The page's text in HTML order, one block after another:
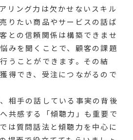
リング力は欠かせないスキル
りたい商品やサービスの話ば
との信頼関係は構築できませ
みを聞くことで、顧客の課題
うことができます。その結
得でき、受注につながるので
相手の話している事実の背後
共感する「傾聴力」も重要で
は質問話法と傾聴力を中心に